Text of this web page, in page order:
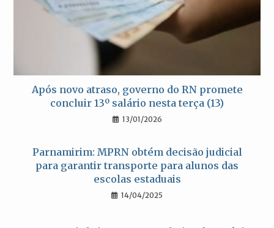
Após novo atraso, governo do RN promete
concluir 13º salário nesta terça (13)
13/01/2026
Parnamirim: MPRN obtém decisão judicial
para garantir transporte para alunos das
escolas estaduais
14/04/2025